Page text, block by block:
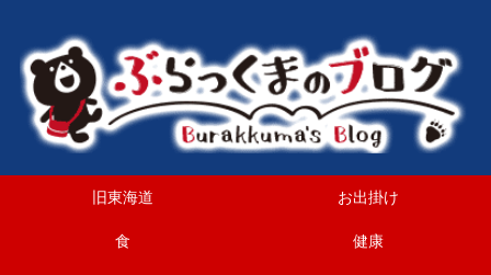
旧東海道 お出掛け
食 健康